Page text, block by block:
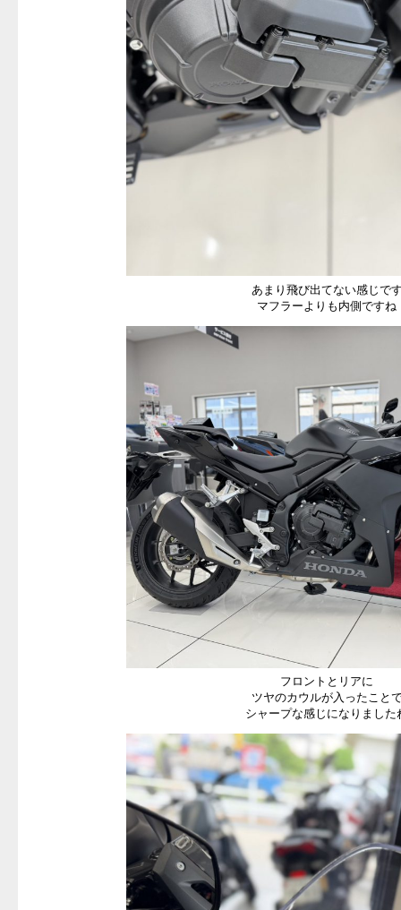
あまり飛び出てない感じで
マフラーよりも内側ですね
フロントとリアに
ツヤのカウルが入ったこと
シャープな感じになりました